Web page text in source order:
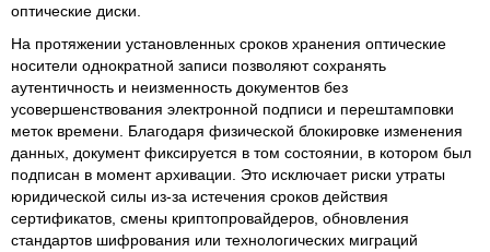
оптические диски.
На протяжении установленных сроков хранения оптические
носители однократной записи позволяют сохранять
аутентичность и неизменность документов без
усовершенствования электронной подписи и перештамповки
меток времени. Благодаря физической блокировке изменения
данных, документ фиксируется в том состоянии, в котором был
подписан в момент архивации. Это исключает риски утраты
юридической силы из-за истечения сроков действия
сертификатов, смены криптопровайдеров, обновления
стандартов шифрования или технологических миграций